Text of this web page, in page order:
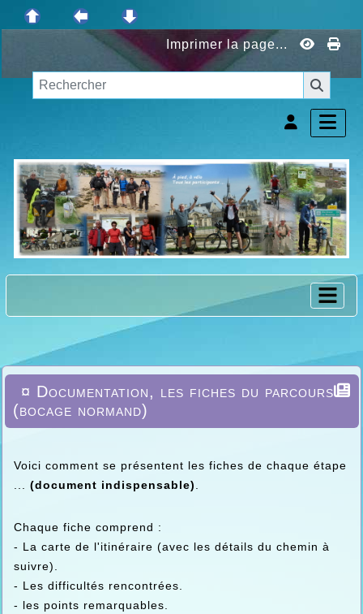
Imprimer la page...
¤ Documentation, les fiches du parcours
(bocage normand)
Voici comment se présentent les fiches de chaque étape
(document indispensable)
Chaque fiche comprend :
- La carte de l'itinéraire (avec les détails du chemin à
suivre).
- Les difficultés rencontrées.
- les points remarquables.